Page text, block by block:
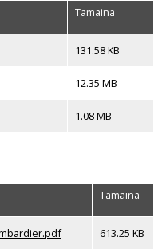
Tamaina
131.58 KB
12.35 MB
1.08 MB
Tamaina
613.25 KB